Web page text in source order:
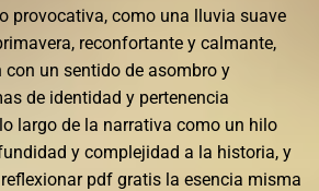
provocativa, como una lluvia suave
reconfortante y calmante,
un sentido de asombro y
de identidad y pertenencia
largo de la narrativa como un hilo
y complejidad a la historia, y
pdf gratis la esencia misma